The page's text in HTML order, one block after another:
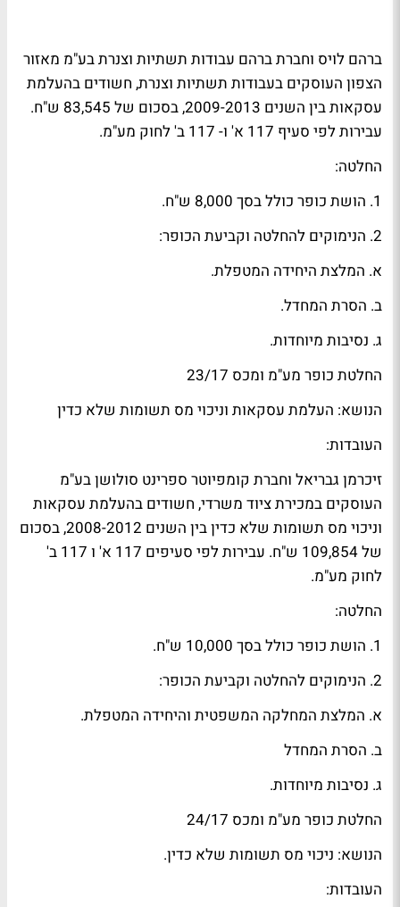
ברהם לויס וחברת ברהם עבודות תשתיות וצנרת בע"מ מאזור
הצפון העוסקים בעבודות תשתיות וצנרת, חשודים בהעלמת
עסקאות בין השנים 2009-2013, בסכום של 83,545 ש"ח.
עבירות לפי סעיף 117 א' ו- 117 ב' לחוק מע"מ.
החלטה:
1. הושת כופר כולל בסך 8,000 ש"ח.
2. הנימוקים להחלטה וקביעת הכופר:
א. המלצת היחידה המטפלת.
ב. הסרת המחדל.
ג. נסיבות מיוחדות.
החלטת כופר מע"מ ומכס 23/17
הנושא: העלמת עסקאות וניכוי מס תשומות שלא כדין
העובדות:
זיכרמן גבריאל וחברת קומפיוטר ספרינט סולושן בע"מ
העוסקים במכירת ציוד משרדי, חשודים בהעלמת עסקאות
וניכוי מס תשומות שלא כדין בין השנים 2008-2012, בסכום
של 109,854 ש"ח. עבירות לפי סעיפים 117 א' ו 117 ב'
לחוק מע"מ.
החלטה:
1. הושת כופר כולל בסך 10,000 ש"ח.
2. הנימוקים להחלטה וקביעת הכופר:
א. המלצת המחלקה המשפטית והיחידה המטפלת.
ב. הסרת המחדל
ג. נסיבות מיוחדות.
החלטת כופר מע"מ ומכס 24/17
הנושא: ניכוי מס תשומות שלא כדין.
העובדות: